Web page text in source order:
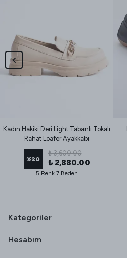
Kadın Hakiki Deri Light Tabanlı Tokalı
Rahat Loafer Ayakkabı
%20
₺ 3,600.00
₺ 2,880.00
5 Renk 7 Beden
Kategoriler
Hesabım